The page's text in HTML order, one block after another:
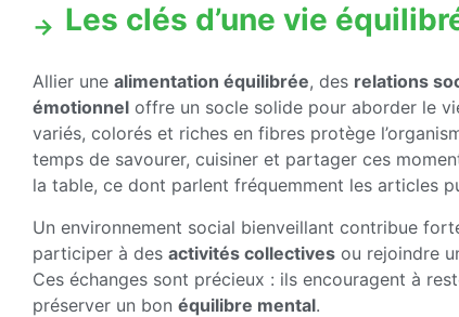
Les clés d’une vie
Allier une alimentation équilibrée, des relations
émotionnel offre un socle solide pour aborder le
variés, colorés et riches en fibres protège
temps de savourer, cuisiner et partager ces
la table, ce dont parlent fréquemment les articles
Un environnement social bienveillant contribue
participer à des activités collectives ou rejoindre
Ces échanges sont précieux : ils encouragent à
préserver un bon équilibre mental.